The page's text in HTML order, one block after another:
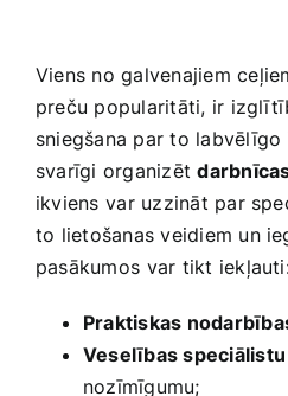
Viens no galvenajiem
preču popularitāti, ir
sniegšana‍ par to
svarīgi organizēt
ikviens ⁣var uzzināt​ par
to lietošanas veidiem un
pasākumos ⁣var tikt
Praktiskas
Veselības speciālistu
nozīmīgumu;